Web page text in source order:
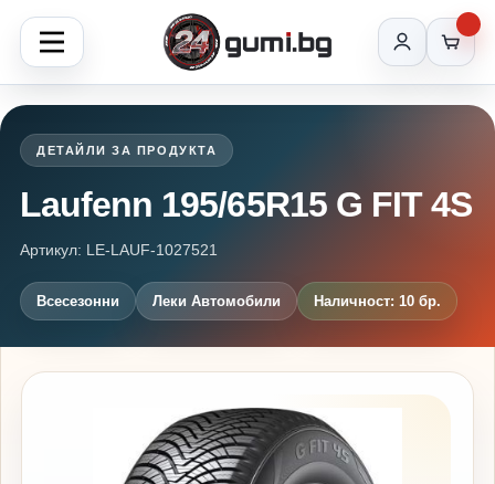
ДЕТАЙЛИ ЗА ПРОДУКТА
Laufenn 195/65R15 G FIT 4S
Артикул: LE-LAUF-1027521
Всесезонни Леки Автомобили Наличност: 10 бр.